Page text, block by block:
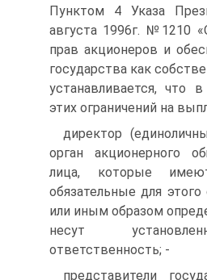
Пунктом 4 Указа
августа 1996г. №1210
прав акционеров и
государства как
устанавливается, что
этих ограничений на
директор
орган акционерного
лица, которые
обязательные для
или иным образом
несут
ответственность; -
представители